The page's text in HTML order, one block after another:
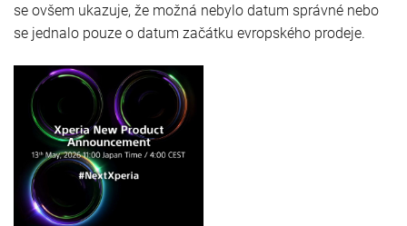
se ovšem ukazuje, že možná nebylo datum správné nebo
se jednalo pouze o datum začátku evropského prodeje.